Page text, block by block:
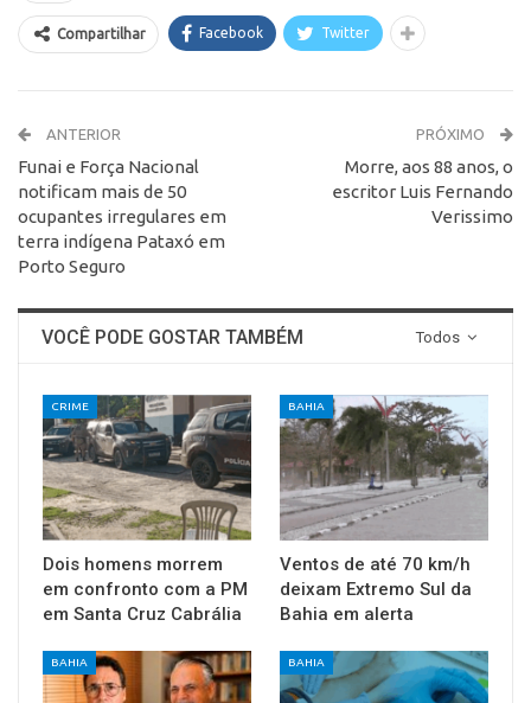
Compartilhar Facebook Twitter
ANTERIOR
Funai e Força Nacional
notificam mais de 50
ocupantes irregulares em
terra indígena Pataxó em
Porto Seguro
PRÓXIMO
Morre, aos 88 anos, o
escritor Luis Fernando
Verissimo
Todos
VOCÊ PODE GOSTAR TAMBÉM
CRIME
Dois homens morrem
em confronto com a PM
em Santa Cruz Cabrália
BAHIA
Ventos de até 70 km/h
deixam Extremo Sul da
Bahia em alerta
BAHIA BAHIA